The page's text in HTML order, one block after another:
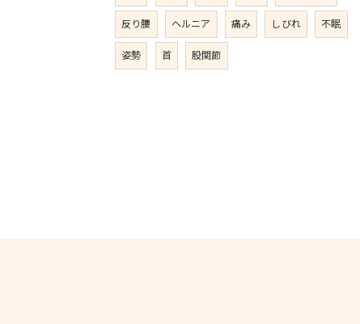
反り腰 ヘルニア 痛み しびれ 不眠
姿勢 首 股関節